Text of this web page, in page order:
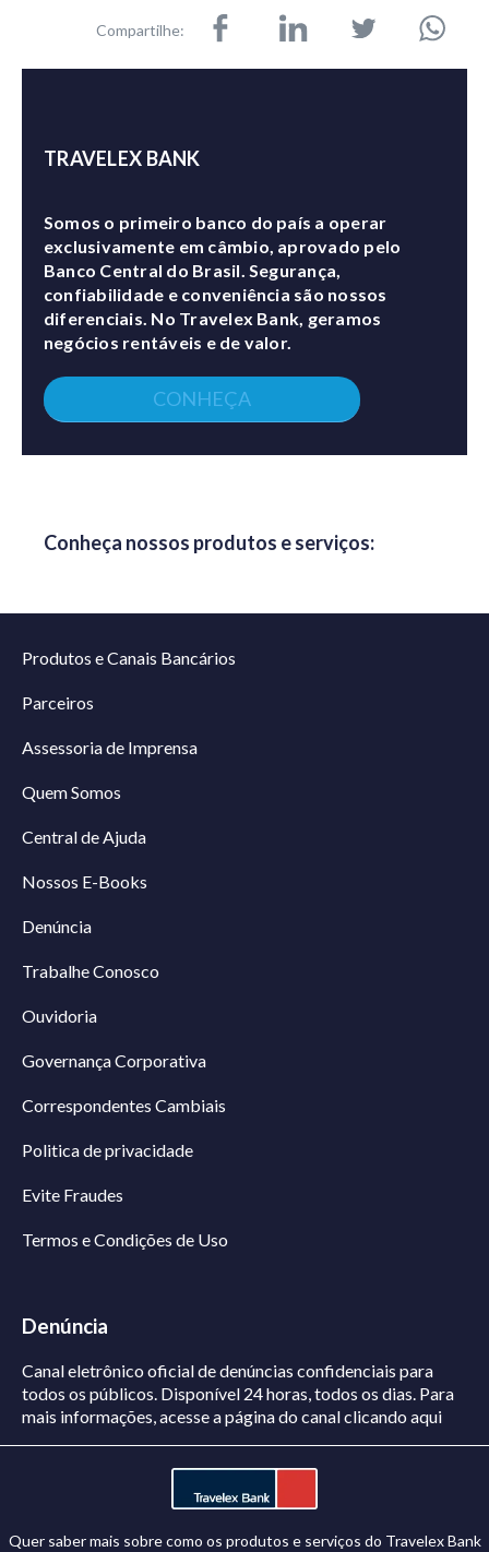
Compartilhe:
TRAVELEX BANK
Somos o primeiro banco do país a operar
exclusivamente em câmbio, aprovado pelo
Banco Central do Brasil. Segurança,
confiabilidade e conveniência são nossos
diferenciais. No Travelex Bank, geramos
negócios rentáveis e de valor.
CONHEÇA
Conheça nossos produtos e serviços:
Produtos e Canais Bancários
Parceiros
Assessoria de Imprensa
Quem Somos
Central de Ajuda
Nossos E-Books
Denúncia
Trabalhe Conosco
Ouvidoria
Governança Corporativa
Correspondentes Cambiais
Politica de privacidade
Evite Fraudes
Termos e Condições de Uso
Denúncia
Canal eletrônico oficial de denúncias confidenciais para
todos os públicos. Disponível 24 horas, todos os dias. Para
mais informações, acesse a página do canalclicando aqui
Quer saber mais sobre como os produtos e serviços do Travelex Bank